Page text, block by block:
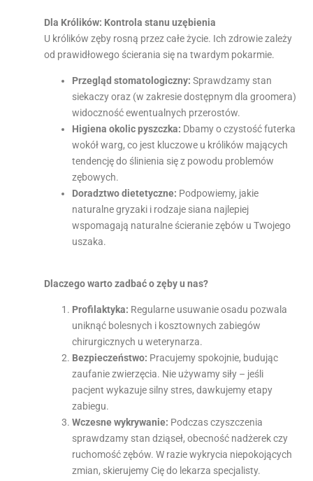
Dla Królików: Kontrola stanu uzębienia
U królików zęby rosną przez całe życie. Ich zdrowie zależy
od prawidłowego ścierania się na twardym pokarmie.
Przegląd stomatologiczny: Sprawdzamy stan
siekaczy oraz (w zakresie dostępnym dla groomera)
widoczność ewentualnych przerostów.
Higiena okolic pyszczka: Dbamy o czystość futerka
wokół warg, co jest kluczowe u królików mających
tendencję do ślinienia się z powodu problemów
zębowych.
Doradztwo dietetyczne: Podpowiemy, jakie
naturalne gryzaki i rodzaje siana najlepiej
wspomagają naturalne ścieranie zębów u Twojego
uszaka.
Dlaczego warto zadbać o zęby u nas?
Profilaktyka: Regularne usuwanie osadu pozwala
uniknąć bolesnych i kosztownych zabiegów
chirurgicznych u weterynarza.
Bezpieczeństwo: Pracujemy spokojnie, budując
zaufanie zwierzęcia. Nie używamy siły – jeśli
pacjent wykazuje silny stres, dawkujemy etapy
zabiegu.
Wczesne wykrywanie: Podczas czyszczenia
sprawdzamy stan dziąseł, obecność nadżerek czy
ruchomość zębów. W razie wykrycia niepokojących
zmian, skierujemy Cię do lekarza specjalisty.